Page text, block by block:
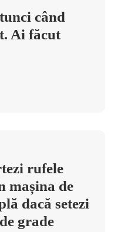
când
Ai făcut
rufele
mașina de
dacă setezi
grade